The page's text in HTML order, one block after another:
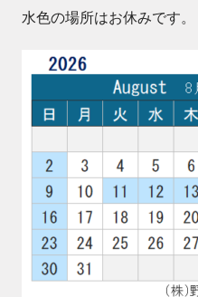
水色の場所はお休みです。